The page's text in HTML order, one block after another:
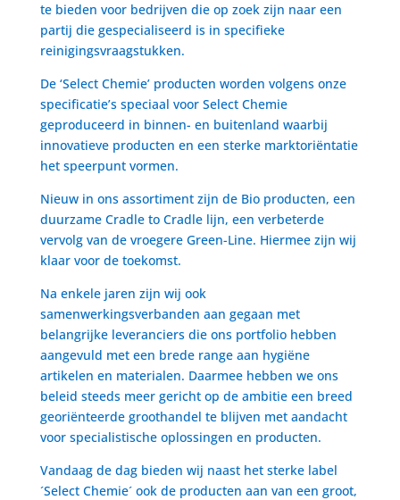
te bieden voor bedrijven die op zoek zijn naar een
partij die gespecialiseerd is in specifieke
reinigingsvraagstukken.
De ‘Select Chemie’ producten worden volgens onze
specificatie’s speciaal voor Select Chemie
geproduceerd in binnen- en buitenland waarbij
innovatieve producten en een sterke marktoriëntatie
het speerpunt vormen.
Nieuw in ons assortiment zijn de Bio producten, een
duurzame Cradle to Cradle lijn, een verbeterde
vervolg van de vroegere Green-Line. Hiermee zijn wij
klaar voor de toekomst.
Na enkele jaren zijn wij ook
samenwerkingsverbanden aan gegaan met
belangrijke leveranciers die ons portfolio hebben
aangevuld met een brede range aan hygiëne
artikelen en materialen. Daarmee hebben we ons
beleid steeds meer gericht op de ambitie een breed
georiënteerde groothandel te blijven met aandacht
voor specialistische oplossingen en producten.
Vandaag de dag bieden wij naast het sterke label
´Select Chemie´ ook de producten aan van een groot,